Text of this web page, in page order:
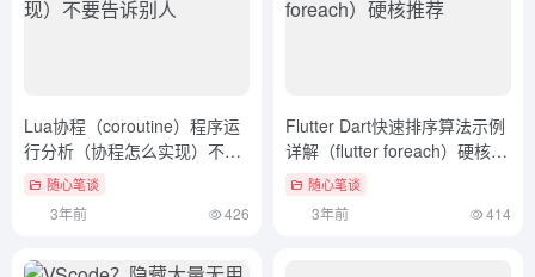
Lua协程（coroutine）程序运
行分析（协程怎么实现）不要
告诉别人
随心笔谈
3年前 426
Flutter Dart快速排序算法示例
详解（flutter foreach）硬核推
荐 随心笔谈
3年前 414